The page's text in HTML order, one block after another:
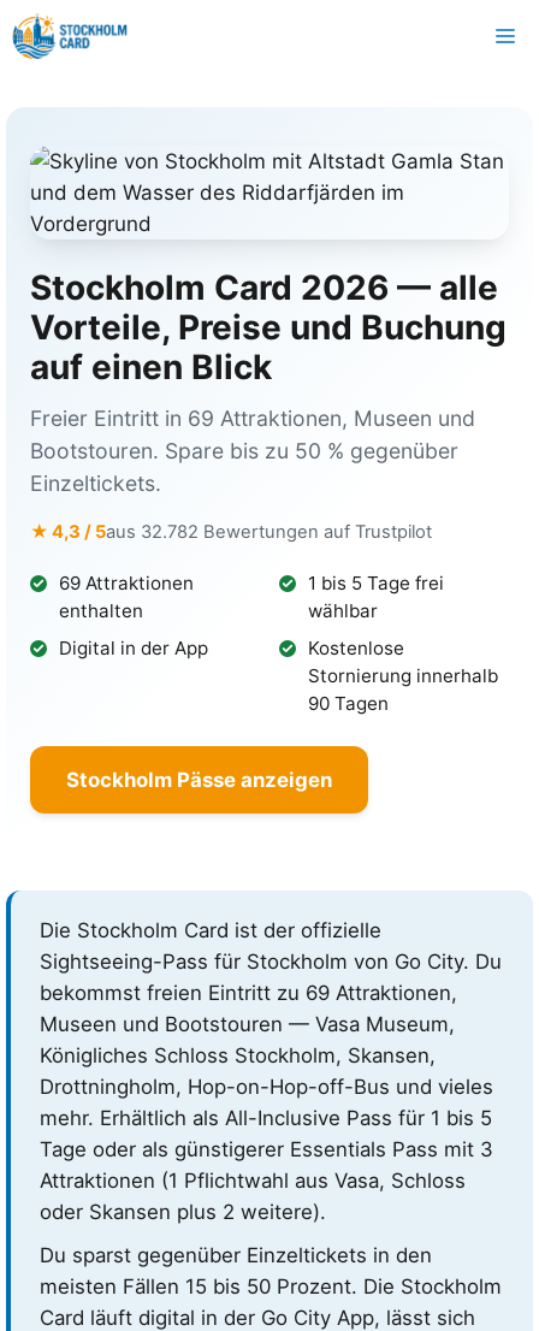
Zum
Inhalt
Stockholm Card 2026 — alle
Vorteile, Preise und Buchung
auf einen Blick
Freier Eintritt in 69 Attraktionen, Museen und
Bootstouren. Spare bis zu 50 % gegenüber
Einzeltickets.
★ 4,3 / 5aus 32.782 Bewertungen auf Trustpilot
69 Attraktionen
enthalten
1 bis 5 Tage frei
wählbar
Digital in der App
Kostenlose
Stornierung innerhalb
90 Tagen
Stockholm Pässe anzeigen
Die Stockholm Card ist der offizielle
Sightseeing-Pass für Stockholm von Go City. Du
bekommst freien Eintritt zu 69 Attraktionen,
Museen und Bootstouren — Vasa Museum,
Königliches Schloss Stockholm, Skansen,
Drottningholm, Hop-on-Hop-off-Bus und vieles
mehr. Erhältlich als All-Inclusive Pass für 1 bis 5
Tage oder als günstigerer Essentials Pass mit 3
Attraktionen (1 Pflichtwahl aus Vasa, Schloss
oder Skansen plus 2 weitere).
Du sparst gegenüber Einzeltickets in den
meisten Fällen 15 bis 50 Prozent. Die Stockholm
Card läuft digital in der Go City App, lässt sich